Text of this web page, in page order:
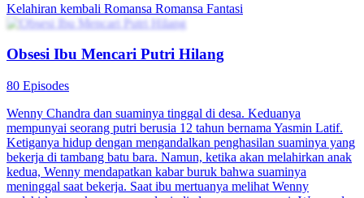
Kelahiran kembali Romansa Romansa Fantasi